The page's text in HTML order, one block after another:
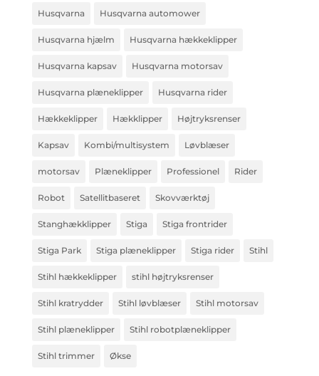
Husqvarna Husqvarna automower
Husqvarna hjælm Husqvarna hækkeklipper
Husqvarna kapsav Husqvarna motorsav
Husqvarna plæneklipper Husqvarna rider
Hækkeklipper Hækklipper Højtryksrenser
Kapsav Kombi/multisystem Løvblæser
motorsav Plæneklipper Professionel Rider
Robot Satellitbaseret Skovværktøj
Stanghækklipper Stiga Stiga frontrider
Stiga Park Stiga plæneklipper Stiga rider Stihl
Stihl hækkeklipper stihl højtryksrenser
Stihl kratrydder Stihl løvblæser Stihl motorsav
Stihl plæneklipper Stihl robotplæneklipper
Stihl trimmer Økse